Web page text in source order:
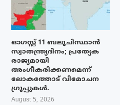
ഓഗസ്റ്റ് 11 ബലൂചിസ്ഥാൻ
സ്വാതന്ത്ര്യദിനം; പ്രത്യേക
രാജ്യമായി
അംഗീകരിക്കണമെന്ന്
ലോകത്തോട് വിമോചന
ഗ്രൂപ്പുകൾ.
August 5, 2026